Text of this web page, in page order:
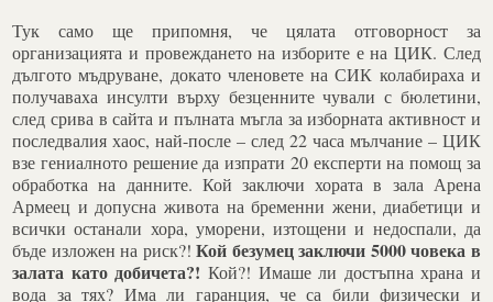
Тук само ще припомня, че цялата отговорност за
организацията и провеждането на изборите е на ЦИК. След
дългото мъдруване, докато членовете на СИК колабираха и
получаваха инсулти върху безценните чували с бюлетини,
след срива в сайта и пълната мъгла за изборната активност и
последвалия хаос, най-после – след 22 часа мълчание – ЦИК
взе гениалното решение да изпрати 20 експерти на помощ за
обработка на данните. Кой заключи хората в зала Арена
Армеец и допусна живота на бременни жени, диабетици и
всички останали хора, уморени, изтощени и недоспали, да
бъде изложен на риск?!Кой безумец заключи 5000 човека в
залата като добичета?! Кой?! Имаше ли достъпна храна и
вода за тях? Има ли гаранция, че са били физически и